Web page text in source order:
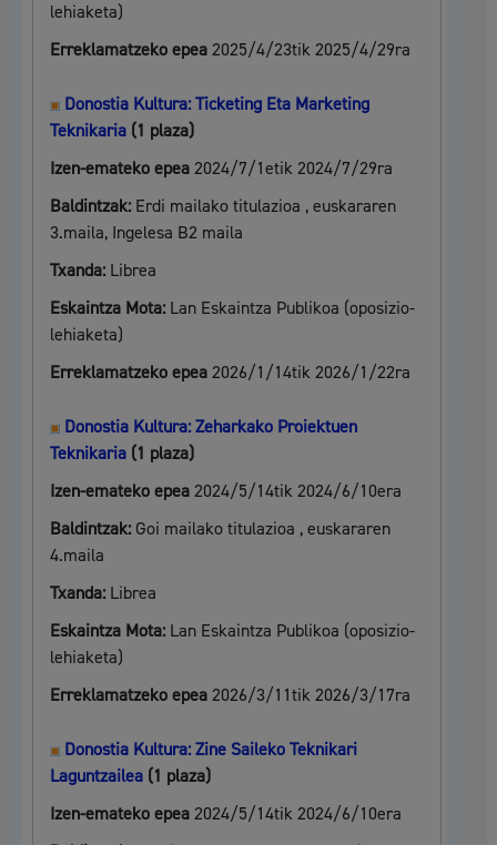
lehiaketa)
Erreklamatzeko epea 2025/4/23tik 2025/4/29ra
Donostia Kultura: Ticketing Eta Marketing
Teknikaria(1 plaza)
Izen-emateko epea 2024/7/1etik 2024/7/29ra
Baldintzak: Erdi mailako titulazioa , euskararen
3.maila, Ingelesa B2 maila
Txanda: Librea
Eskaintza Mota: Lan Eskaintza Publikoa (oposizio-
lehiaketa)
Erreklamatzeko epea 2026/1/14tik 2026/1/22ra
Donostia Kultura: Zeharkako Proiektuen
Teknikaria(1 plaza)
Izen-emateko epea 2024/5/14tik 2024/6/10era
Baldintzak: Goi mailako titulazioa , euskararen
4.maila
Txanda: Librea
Eskaintza Mota: Lan Eskaintza Publikoa (oposizio-
lehiaketa)
Erreklamatzeko epea 2026/3/11tik 2026/3/17ra
Donostia Kultura: Zine Saileko Teknikari
Laguntzailea(1 plaza)
Izen-emateko epea 2024/5/14tik 2024/6/10era